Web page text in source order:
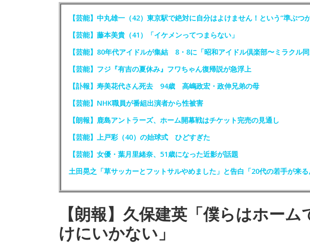
【芸能】中丸雄一（42）東京駅で絶対に自分はよけません！という“準ぶつ
【芸能】藤本美貴（41）「イケメンってつまらない」
【芸能】80年代アイドルが集結 8・8に「昭和アイドル倶楽部〜ミラクル
【芸能】フジ『有吉の夏休み』フワちゃん復帰説が急浮上
【訃報】寿美花代さん死去 94歳 高嶋政宏・政伸兄弟の母
【芸能】NHK職員が番組出演者から性被害
【朗報】鹿島アントラーズ、ホーム開幕戦はチケット完売の見通し
【芸能】上戸彩（40）の始球式 ひどすぎた
【芸能】女優・葉月里緒奈、51歳になった近影が話題
土田晃之「草サッカーとフットサルやめました」と告白「20代の若手が来る
【朗報】久保建英「僕らはホー
けにいかない」